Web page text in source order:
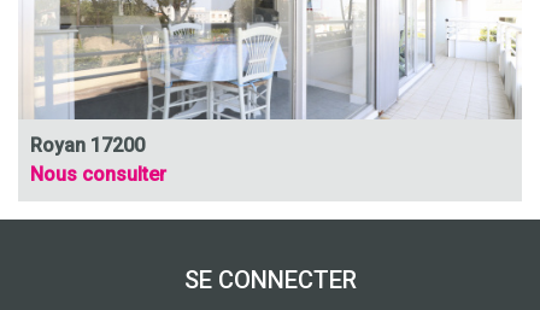
Royan 17200
Nous consulter
SE CONNECTER